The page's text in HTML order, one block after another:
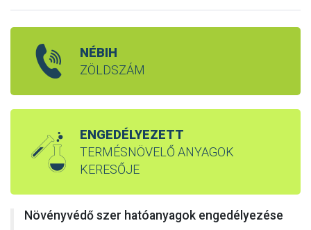
NÉBIH
ZÖLDSZÁM
ENGEDÉLYEZETT
TERMÉSNÖVELŐ ANYAGOK
KERESŐJE
Növényvédő szer hatóanyagok engedélyezése